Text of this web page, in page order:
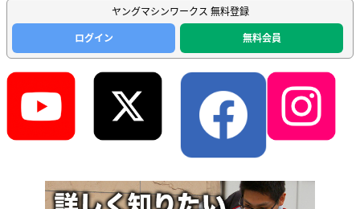
ヤングマシンワークス 無料登録
ログイン
無料会員